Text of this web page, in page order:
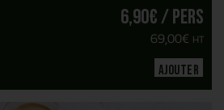
6,90€/ pers
69,00€ HT
Ajouter